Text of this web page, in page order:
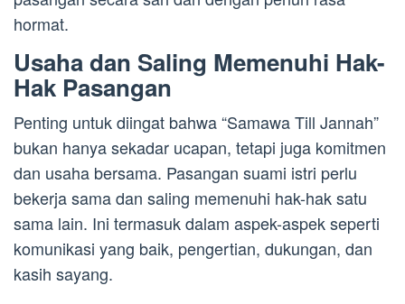
hormat.
Usaha dan Saling Memenuhi Hak-
Hak Pasangan
Penting untuk diingat bahwa “Samawa Till Jannah”
bukan hanya sekadar ucapan, tetapi juga komitmen
dan usaha bersama. Pasangan suami istri perlu
bekerja sama dan saling memenuhi hak-hak satu
sama lain. Ini termasuk dalam aspek-aspek seperti
komunikasi yang baik, pengertian, dukungan, dan
kasih sayang.